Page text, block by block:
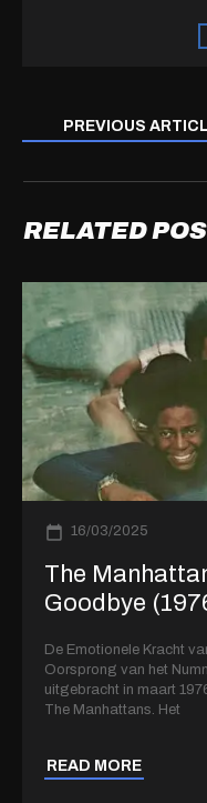
PREVIOUS
RELATED
16/03/2025
The
Goodbye
De Emotionele Kracht
Oorsprong van het
uitgebracht in maart
The Manhattans. Het
READ MORE